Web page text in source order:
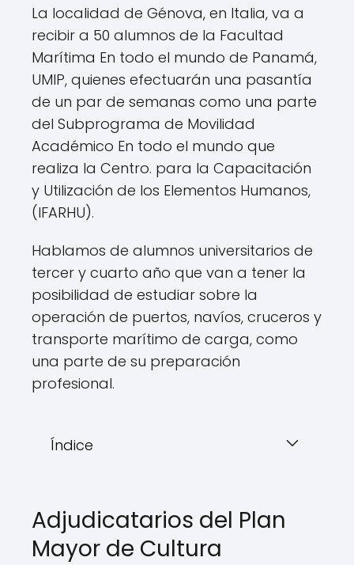
La localidad de Génova, en Italia, va a
recibir a 50 alumnos de la Facultad
Marítima En todo el mundo de Panamá,
UMIP, quienes efectuarán una pasantía
de un par de semanas como una parte
del Subprograma de Movilidad
Académico En todo el mundo que
realiza la Centro. para la Capacitación
y Utilización de los Elementos Humanos,
(IFARHU).
Hablamos de alumnos universitarios de
tercer y cuarto año que van a tener la
posibilidad de estudiar sobre la
operación de puertos, navíos, cruceros y
transporte marítimo de carga, como
una parte de su preparación
profesional.
Índice
Adjudicatarios del Plan
Mayor de Cultura